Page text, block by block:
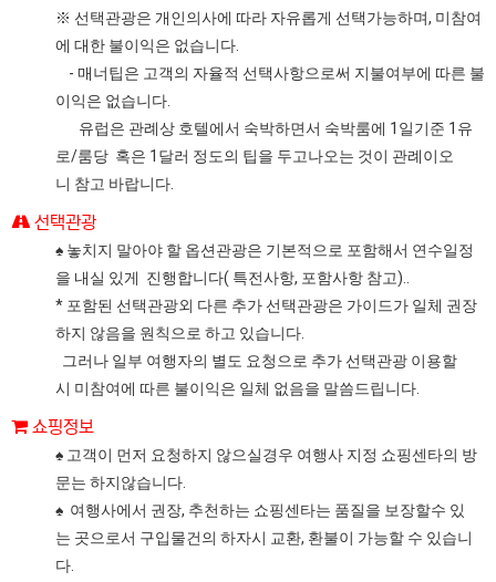
※ 선택관광은 개인의사에 따라 자유롭게 선택가능하며, 미참여
에 대한 불이익은 없습니다.
- 매너팁은 고객의 자율적 선택사항으로써 지불여부에 따른 불
이익은 없습니다.
유럽은 관례상 호텔에서 숙박하면서 숙박룸에 1일기준 1유
로/룸당 혹은 1달러 정도의 팁을 두고나오는 것이 관례이오
니 참고 바랍니다.
선택관광
♠ 놓치지 말아야 할 옵션관광은 기본적으로 포함해서 연수일정
을 내실 있게 진행합니다( 특전사항, 포함사항 참고)..
* 포함된 선택관광외 다른 추가 선택관광은 가이드가 일체 권장
하지 않음을 원칙으로 하고 있습니다.
그러나 일부 여행자의 별도 요청으로 추가 선택관광 이용할
시 미참여에 따른 불이익은 일체 없음을 말씀드립니다.
쇼핑정보
♠ 고객이 먼저 요청하지 않으실경우 여행사 지정 쇼핑센타의 방
문는 하지않습니다.
♠ 여행사에서 권장, 추천하는 쇼핑센타는 품질을 보장할수 있
는 곳으로서 구입물건의 하자시 교환, 환불이 가능할 수 있습니
다.